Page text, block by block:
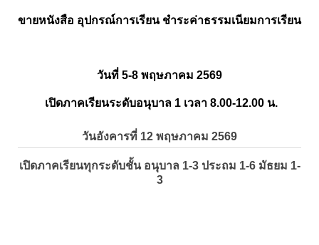
ขายหนังสือ อุปกรณ์การเรียน ชำระค่าธรรมเนียมการเรียน
วันที่ 5-8 พฤษภาคม 2569
เปิดภาคเรียนระดับอนุบาล 1 เวลา 8.00-12.00 น.
วันอังคารที่ 12 พฤษภาคม 2569
เปิดภาคเรียนทุกระดับชั้น อนุบาล 1-3 ประถม 1-6 มัธยม 1-
3